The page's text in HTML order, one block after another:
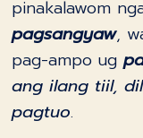
pinakalawom
pagsangyaw,
pag-ampo ug
ang ilang tiil,
pagtuo.